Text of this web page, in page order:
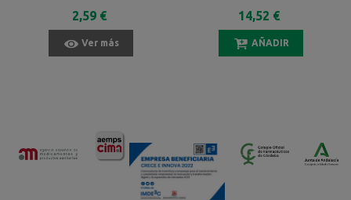
ACONDICIONADOR 88.7 ML
2,59 €
Ver más
14,52 €
AÑADIR